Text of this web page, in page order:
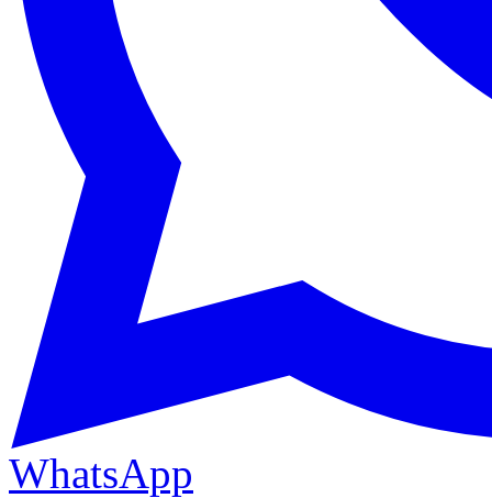
WhatsApp